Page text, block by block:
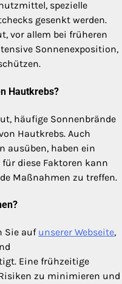
spezielle
gesenkt werden.
vor allem bei früheren
Sonnenexposition,
Hautkrebs?
häufige Sonnenbrände
Hautkrebs. Auch
ausüben, haben ein
diese Faktoren kann
Maßnahmen zu treffen.
Sie auf unserer Webseite,
Eine frühzeitige
zu minimieren und